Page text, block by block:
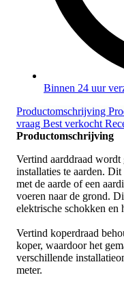
Binnen 24 uur
Productomschrijving
vraag Best verkocht
Productomschrijving
Vertind aarddraad wordt
installaties te aarden.
met de aarde of een
voeren naar de grond.
elektrische schokken en
Vertind koperdraad
koper, waardoor het
verschillende
meter.